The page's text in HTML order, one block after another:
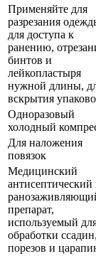
Применяйте для
разрезания
для доступа к
ранению,
бинтов и
лейкопластыря
нужной длины,
вскрытия
Одноразовый
холодный
Для наложения
повязок
Медицинский
антисептический
препарат,
используемый
обработки
порезов и